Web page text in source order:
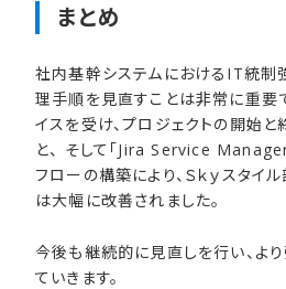
まとめ
社内基幹システムにおけるIT統制
理手順を見直すことは非常に重要
イスを受け、プロジェクトの開始
と、 そして「Jira Service
フローの構築により、Ｓｋｙスタイ
は大幅に改善されました。
今後も継続的に見直しを行い、よ
ていきます。